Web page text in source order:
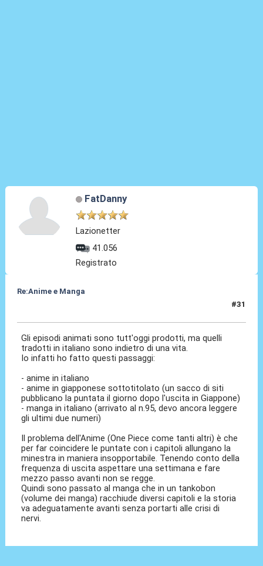
FatDanny
Lazionetter
41.056
Registrato
Re:Anime e Manga
#31
Gli episodi animati sono tutt'oggi prodotti, ma quelli
tradotti in italiano sono indietro di una vita.
Io infatti ho fatto questi passaggi:
- anime in italiano
- anime in giapponese sottotitolato (un sacco di siti
pubblicano la puntata il giorno dopo l'uscita in Giappone)
- manga in italiano (arrivato al n.95, devo ancora leggere
gli ultimi due numeri)
Il problema dell'Anime (One Piece come tanti altri) è che
per far coincidere le puntate con i capitoli allungano la
minestra in maniera insopportabile. Tenendo conto della
frequenza di uscita aspettare una settimana e fare
mezzo passo avanti non se regge.
Quindi sono passato al manga che in un tankobon
(volume dei manga) racchiude diversi capitoli e la storia
va adeguatamente avanti senza portarti alle crisi di
nervi.